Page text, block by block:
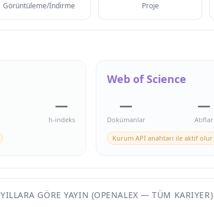
Görüntüleme/İndirme Proje
—
h-indeks
Web of Science
—
Dokümanlar
—
Atıflar
Kurum API anahtarı ile aktif olur
YILLARA GÖRE YAYIN (OPENALEX — TÜM KARIYER)